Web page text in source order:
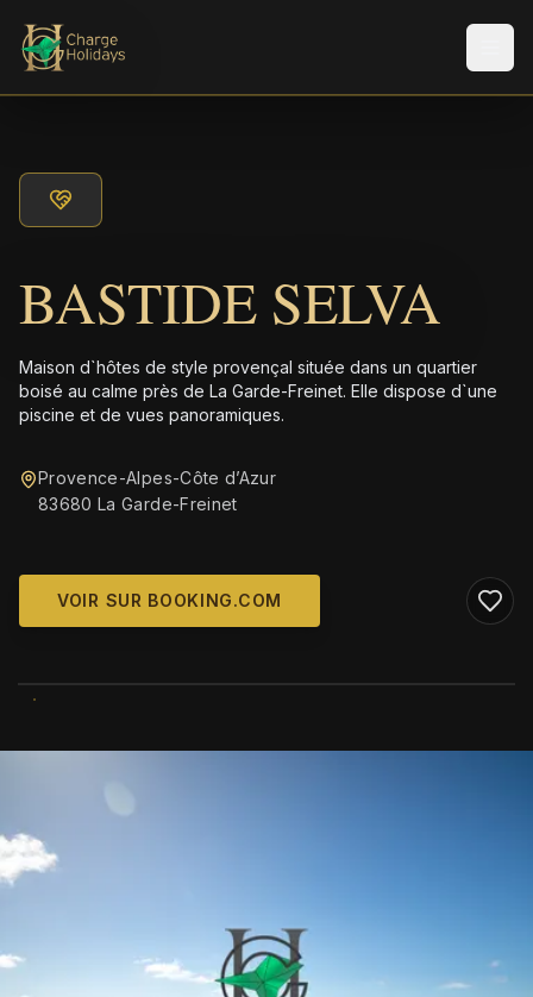
BASTIDE SELVA
Maison d`hôtes de style provençal située dans un quartier
boisé au calme près de La Garde-Freinet. Elle dispose d`une
piscine et de vues panoramiques.
Provence-Alpes-Côte d’Azur
83680 La Garde-Freinet
VOIR SUR BOOKING.COM